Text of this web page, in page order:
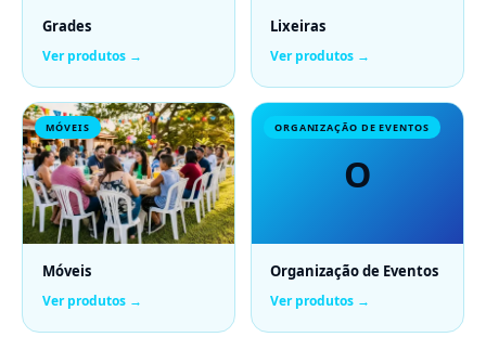
Grades
Ver produtos →
Lixeiras
Ver produtos →
MÓVEIS
Móveis
Ver produtos →
O
ORGANIZAÇÃO DE EVENTOS
Organização de Eventos
Ver produtos →